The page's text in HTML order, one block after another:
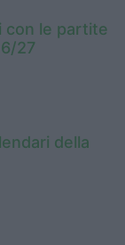
con le partite
27
della